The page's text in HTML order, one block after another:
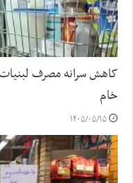
کاهش سرانه مصرف
خام
۱۴۰۵/۰۵/۱۵